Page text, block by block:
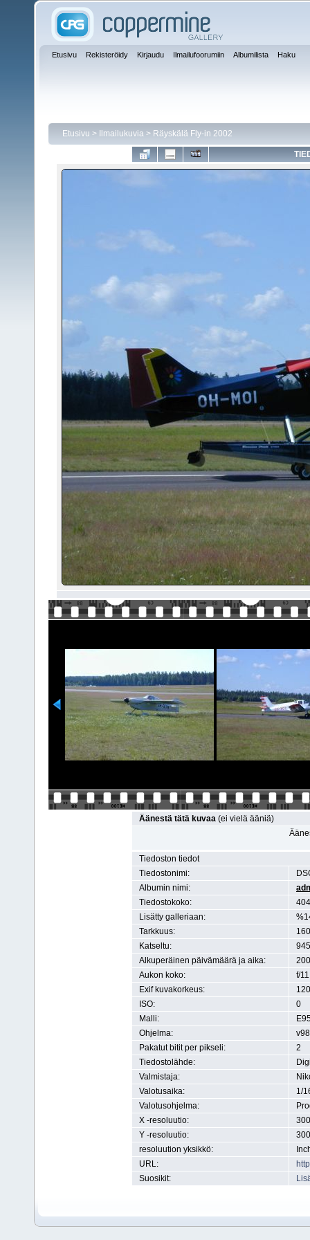
Etusivu Rekisteröidy Kirjaudu Ilmailufoorumiin Albumilista Haku
Etusivu > Ilmailukuvia > Räyskälä Fly-in 2002
Äänestä tätä kuvaa (ei vielä ääniä)
Tiedoston tiedot
Tiedostonimi:
Albumin nimi:
Tiedostokoko:
Lisätty galleriaan:
Tarkkuus:
Katseltu:
Alkuperäinen päivämäärä ja aika:
Aukon koko:
f/11
Exif kuvakorkeus:
ISO:
0
Malli:
Ohjelma:
Pakatut bitit per pikseli:
2
Tiedostolähde:
Valmistaja:
Valotusaika:
1/
Valotusohjelma:
X -resoluutio:
Y -resoluutio:
resoluution yksikkö:
URL:
Suosikit: